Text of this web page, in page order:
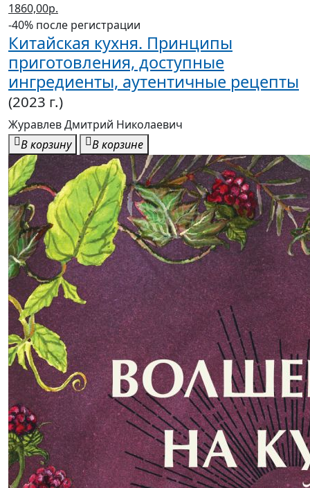
1860,00р.
-40% после регистрации
Китайская кухня. Принципы
приготовления, доступные
ингредиенты, аутентичные рецепты
(2023 г.)
Журавлев Дмитрий Николаевич
В корзину
В корзине